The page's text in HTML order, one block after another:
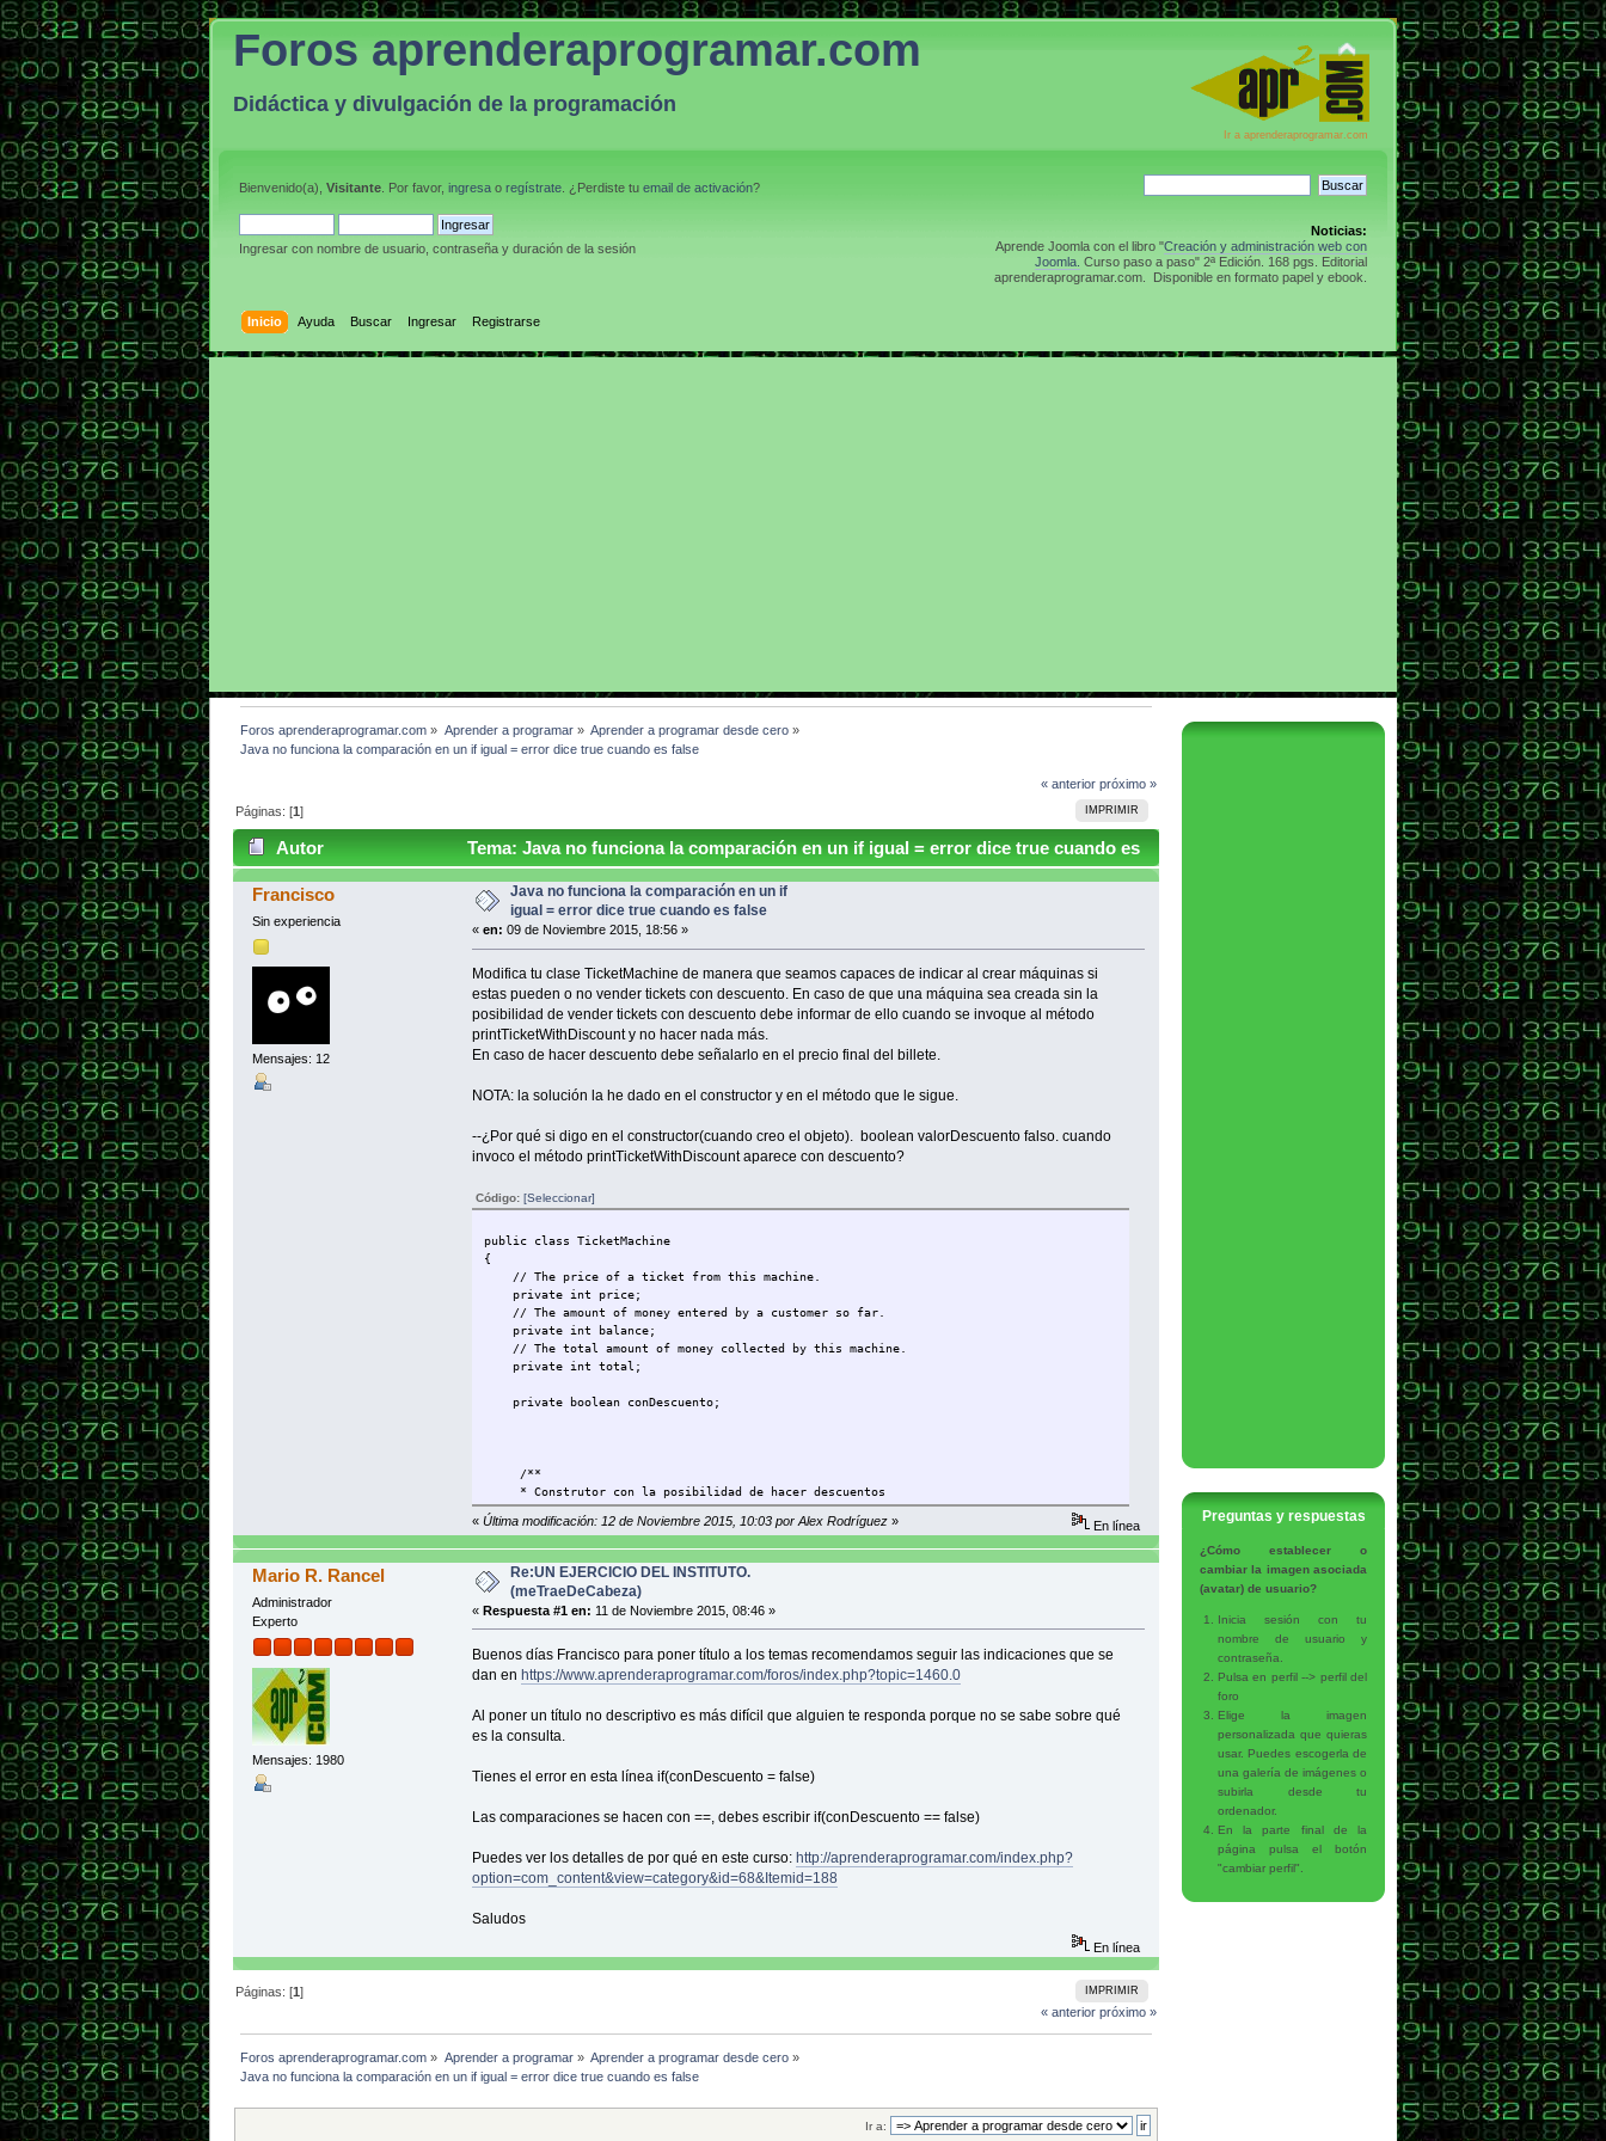
Foros aprenderaprogramar.com
Didáctica y divulgación de la programación
Ir a aprenderaprogramar.com
Bienvenido(a), Visitante . Por favor, ingresa o regístrate . ¿Perdiste tu email de activación?
Ingresar con nombre de usuario, contraseña y duración de la sesión
Noticias:
Aprende Joomla con el libro "Creación y administración web con
Joomla. Curso paso a paso" 2ª Edición. 168 pgs. Editorial
aprenderaprogramar.com. Disponible en formato papel y ebook.
Inicio Ayuda Buscar Ingresar Registrarse
Foros aprenderaprogramar.com » Aprender a programar» Aprender a programar desde cero»
Java no funciona la comparación en un if igual = error dice true cuando es false
« anterior próximo »
IMPRIMIR
Páginas: [1]
Autor
Tema: Java no funciona la comparación en un if igual = error dice true cuando es
false (Leído 3599 veces)
Francisco
Sin experiencia
Mensajes: 12
Java no funciona la comparación en un if
igual = error dice true cuando es false
« en: 09 de Noviembre 2015, 18:56 »
Modifica tu clase TicketMachine de manera que seamos capaces de indicar al crear máquinas si
estas pueden o no vender tickets con descuento. En caso de que una máquina sea creada sin la
posibilidad de vender tickets con descuento debe informar de ello cuando se invoque al método
printTicketWithDiscount y no hacer nada más.
En caso de hacer descuento debe señalarlo en el precio final del billete.
NOTA: la solución la he dado en el constructor y en el método que le sigue.
--¿Por qué si digo en el constructor(cuando creo el objeto). boolean valorDescuento falso. cuando
invoco el método printTicketWithDiscount aparece con descuento?
Código: [Seleccionar]
public class TicketMachine
{
// The price of a ticket from this machine.
private int price;
// The amount of money entered by a customer so far.
private int balance;
// The total amount of money collected by this machine.
private int total;
private boolean conDescuento;
/**
* Construtor con la posibilidad de hacer descuentos
*/
public TicketMachine(int cost, boolean valorDescuento)
{
price = cost;
balance = 0;
total = 0;
conDescuento = valorDescuento;
}
* Método para máquinas sin descuento
*/
public void printTicketWithDiscount(){
int descuento = price-(price*10/100);
if(conDescuento = false){
}
else{System.out.println("El billete " +price+"€, con descuento ha quedado en: " +descuento+ " euros. ");}
}
/**
}
* Return The amount of money already inserted for the
« Última modificación: 12 de Noviembre 2015, 10:03 por Alex Rodríguez» En línea
Mario R. Rancel
Administrador
Experto
Mensajes: 1980
Re:UN EJERCICIO DEL INSTITUTO.
(meTraeDeCabeza)
« Respuesta #1 en: 11 de Noviembre 2015, 08:46 »
Buenos días Francisco para poner título a los temas recomendamos seguir las indicaciones que se
dan en https://www.aprenderaprogramar.com/foros/index.php?topic=1460.0
Al poner un título no descriptivo es más difícil que alguien te responda porque no se sabe sobre qué
es la consulta.
Tienes el error en esta línea if(conDescuento = false)
Las comparaciones se hacen con ==, debes escribir if(conDescuento == false)
Puedes ver los detalles de por qué en este curso: http://aprenderaprogramar.com/index.php?
option=com_content&view=category&id=68&Itemid=188
Saludos
En línea
IMPRIMIR
Páginas: [1]
« anterior próximo »
Foros aprenderaprogramar.com » Aprender a programar» Aprender a programar desde cero»
Java no funciona la comparación en un if igual = error dice true cuando es false
Ir a:
Preguntas y respuestas
¿Cómo establecer o
cambiar la imagen asociada
(avatar) de usuario?
Inicia sesión con tu
nombre de usuario y
contraseña.
Pulsa en perfil --> perfil del
foro
Elige la imagen
personalizada que quieras
usar. Puedes escogerla de
una galería de imágenes o
subirla desde tu
ordenador.
En la parte final de la
página pulsa el botón
"cambiar perfil".